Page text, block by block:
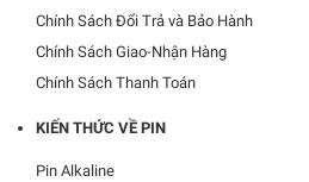
Chính Sách Đổi Trả và Bảo Hành
Chính Sách Giao-Nhận Hàng
Chính Sách Thanh Toán
KIẾN THỨC VỀ PIN
Pin Alkaline